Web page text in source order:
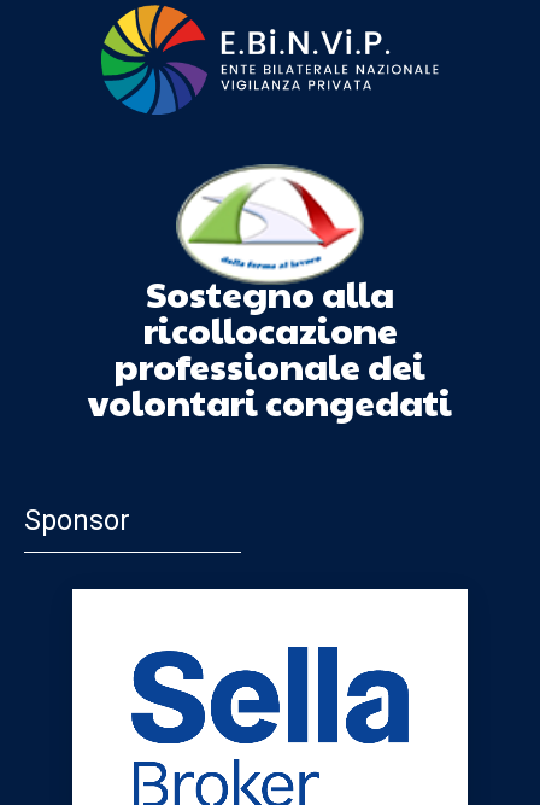
Sostegno alla
ricollocazione
professionale dei
volontari congedati
Sponsor